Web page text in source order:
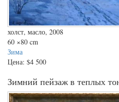
холст, масло, 2008
60 ×80 cm
Зима
Цена: $4 500
Зимний пейзаж в теплых